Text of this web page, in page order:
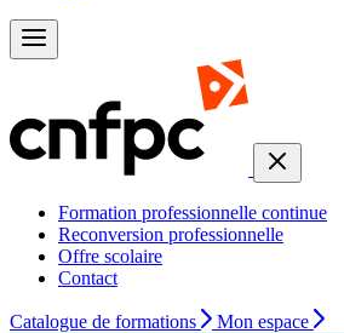
Formation professionnelle continue
Reconversion professionnelle
Offre scolaire
Contact
Catalogue de formations Mon espace